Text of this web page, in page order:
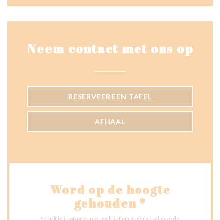
Neem contact met ons op
RESERVEER EEN TAFEL
AFHAAL
Word op de hoogte
gehouden *
Schrijf je in op onze nieuwsbrief om gepersonaliseerde